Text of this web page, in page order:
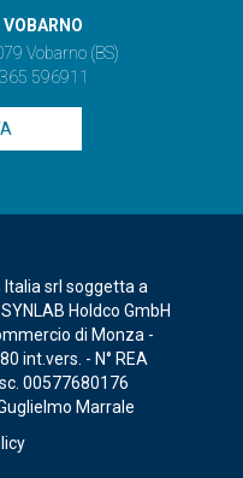
Vobarno (BS)
596911
srl soggetta a
Holdco GmbH
di Monza -
int.vers. - N° REA
00577680176
Marrale